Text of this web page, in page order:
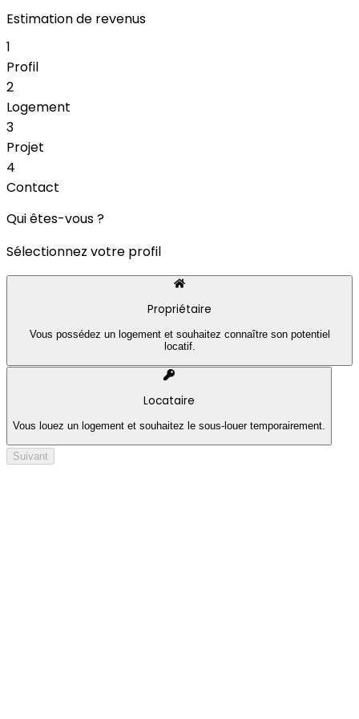
Estimation de revenus
1
Profil
2
Logement
3
Projet
4
Contact
Qui êtes-vous ?
Sélectionnez votre profil
Propriétaire
Vous possédez un logement et souhaitez connaître son potentiel
locatif.
Locataire
Vous louez un logement et souhaitez le sous-louer temporairement.
Suivant